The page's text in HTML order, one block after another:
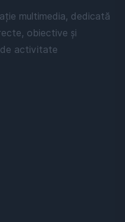
multimedia, dedicată
obiective și
activitate